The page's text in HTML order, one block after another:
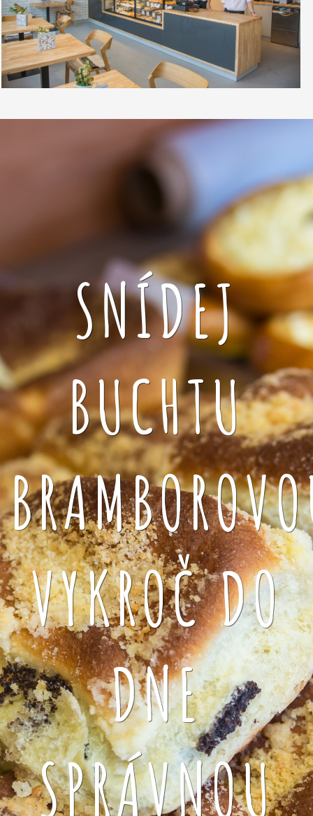
SNÍDEJ
BUCHTU
VYKROČ DO
DNE
SPRÁVNOU